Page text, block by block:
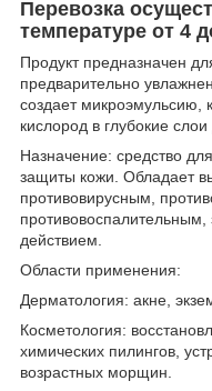
Перевозка
температуре от 4
Продукт предназначен
предварительно
создает микроэмульсию,
кислород в глубокие
Назначение: средство
защиты кожи. Обладает
противовирусным,
действием.
Области применения:
Дерматология: акне,
Косметология:
химических пилингов,
возрастных морщин.